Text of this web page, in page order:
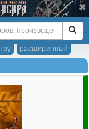
расширенный